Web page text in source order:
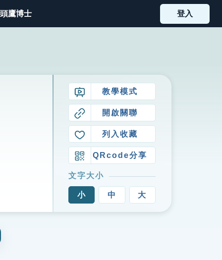
鷹博士 登入
教學模式
開啟關聯
列入收藏
QRcode分享
文字大小
小 中 大